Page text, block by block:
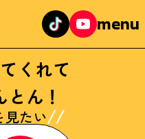
menu
くれて
ん！
たい